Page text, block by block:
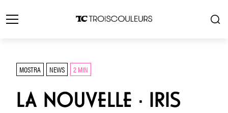
MOSTRA NEWS 2 MIN
LA NOUVELLE · IRIS